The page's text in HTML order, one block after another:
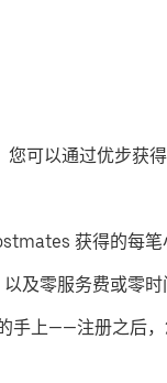
可以通过优步获得
获得的每笔
及零服务费或零时
手上——注册之后，